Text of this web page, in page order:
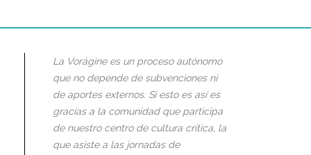
La Vorágine es un proceso autónomo
que no depende de subvenciones ni
de aportes externos. Si esto es así es
gracias a la comunidad que participa
de nuestro centro de cultura crítica, la
que asiste a las jornadas de